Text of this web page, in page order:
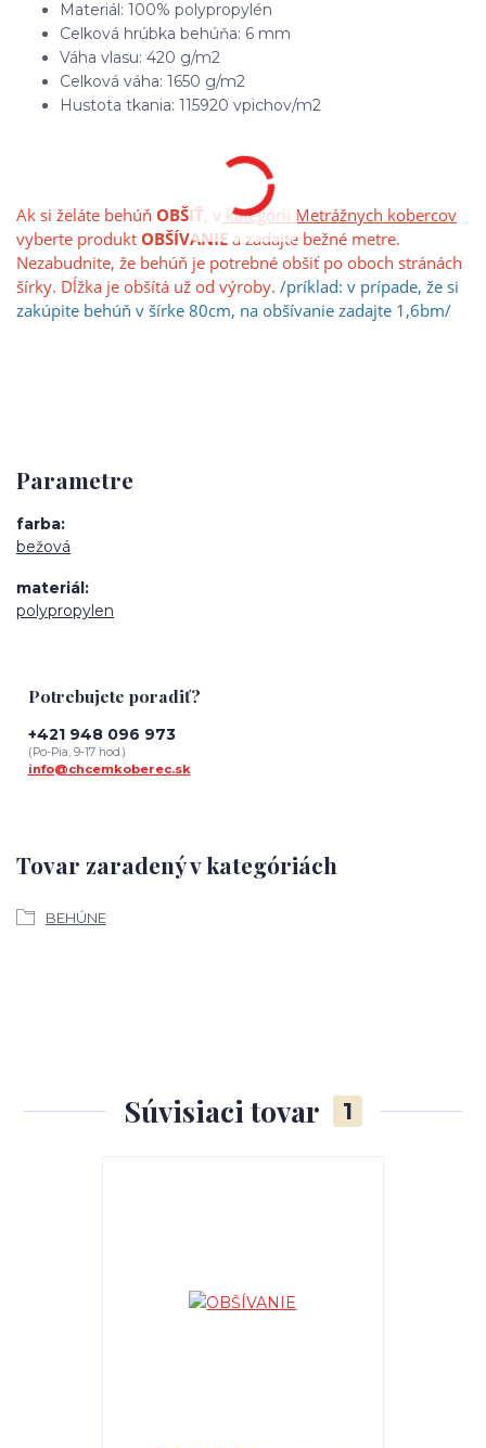
Materiál: 100% polypropylén
Celková hrúbka behúňa: 6 mm
Váha vlasu: 420 g/m2
Celková váha: 1650 g/m2
Hustota tkania: 115920 vpichov/m2
Ak si želáte behúň OBŠIŤ, v kategórii Metrážnych kobercov
vyberte produkt OBŠÍVANIEa zadajte bežné metre.
Nezabudnite, že behúň je potrebné obšiť po oboch stránách
šírky. Dĺžka je obšítá už od výroby. /príklad: v prípade, že si
zakúpite behúň v šírke 80cm, na obšívanie zadajte 1,6bm/
Parametre
farba
bežová
materiál
polypropylen
Tovar zaradený v kategóriách
BEHÚNE
Potrebujete poradiť?
+421 948 096 973
(Po-Pia, 9-17 hod.)
info@chcemkoberec.sk
Súvisiaci tovar 1